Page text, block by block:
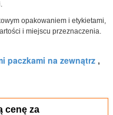
opakowaniem i etykietami,
i miejscu przeznaczenia.
paczkami na zewnątrz ,
cenę za